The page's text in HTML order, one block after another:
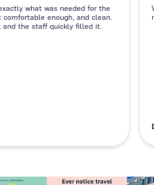
what was needed for the
comfortable enough, and clean.
and the staff quickly filled it.